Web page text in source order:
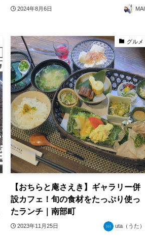
2024年8月6日 MAI
グルメ
【おちらと庵さえき】ギャラリー併
設カフェ！旬の食材をたっぷり使っ
たランチ｜南部町
2023年11月25日 uta（うた）